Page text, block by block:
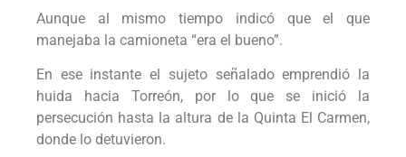
Aunque al mismo tiempo indicó que el que
manejaba la camioneta “era el bueno”.
En ese instante el sujeto señalado emprendió la
huida hacia Torreón, por lo que se inició la
persecución hasta la altura de la Quinta El Carmen,
donde lo detuvieron.